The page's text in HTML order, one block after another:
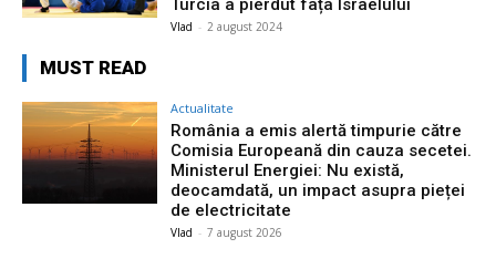
Turcia a pierdut fața Israelului
Vlad - 2 august 2024
MUST READ
Actualitate
România a emis alertă timpurie către
Comisia Europeană din cauza secetei.
Ministerul Energiei: Nu există,
deocamdată, un impact asupra pieței
de electricitate
Vlad - 7 august 2026